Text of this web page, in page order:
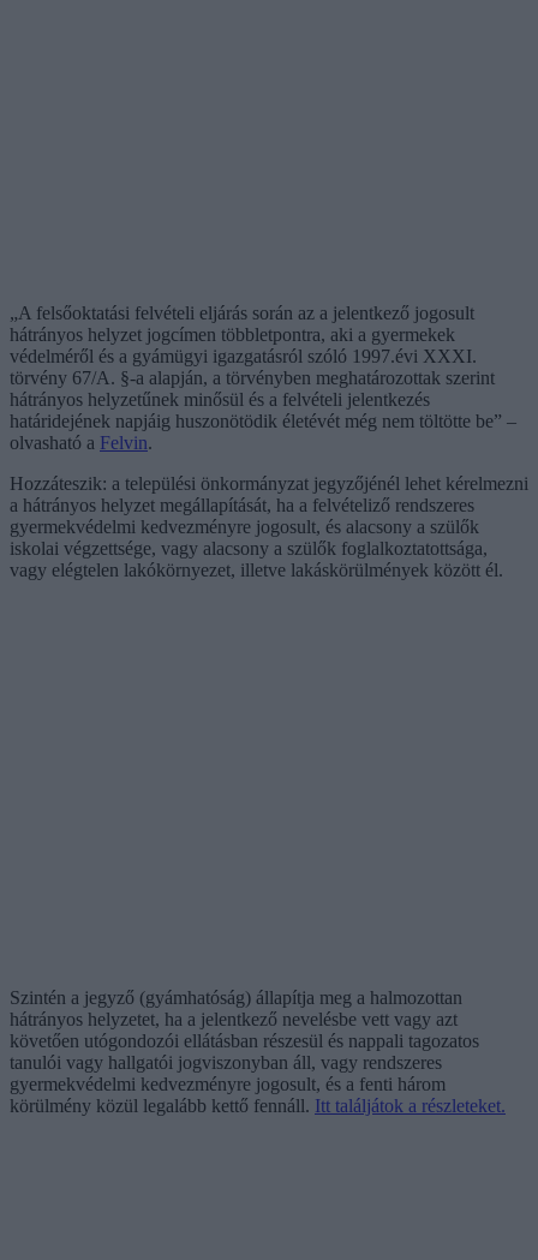
„A felsőoktatási felvételi eljárás során az a jelentkező jogosult
hátrányos helyzet jogcímen többletpontra, aki a gyermekek
védelméről és a gyámügyi igazgatásról szóló 1997.évi XXXI.
törvény 67/A. §-a alapján, a törvényben meghatározottak szerint
hátrányos helyzetűnek minősül és a felvételi jelentkezés
határidejének napjáig huszonötödik életévét még nem töltötte be” –
olvasható a Felvin.
Hozzáteszik: a települési önkormányzat jegyzőjénél lehet kérelmezni
a hátrányos helyzet megállapítását, ha a felvételiző rendszeres
gyermekvédelmi kedvezményre jogosult, és alacsony a szülők
iskolai végzettsége, vagy alacsony a szülők foglalkoztatottsága,
vagy elégtelen lakókörnyezet, illetve lakáskörülmények között él.
Szintén a jegyző (gyámhatóság) állapítja meg a halmozottan
hátrányos helyzetet, ha a jelentkező nevelésbe vett vagy azt
követően utógondozói ellátásban részesül és nappali tagozatos
tanulói vagy hallgatói jogviszonyban áll, vagy rendszeres
gyermekvédelmi kedvezményre jogosult, és a fenti három
körülmény közül legalább kettő fennáll. Itt találjátok a részleteket.